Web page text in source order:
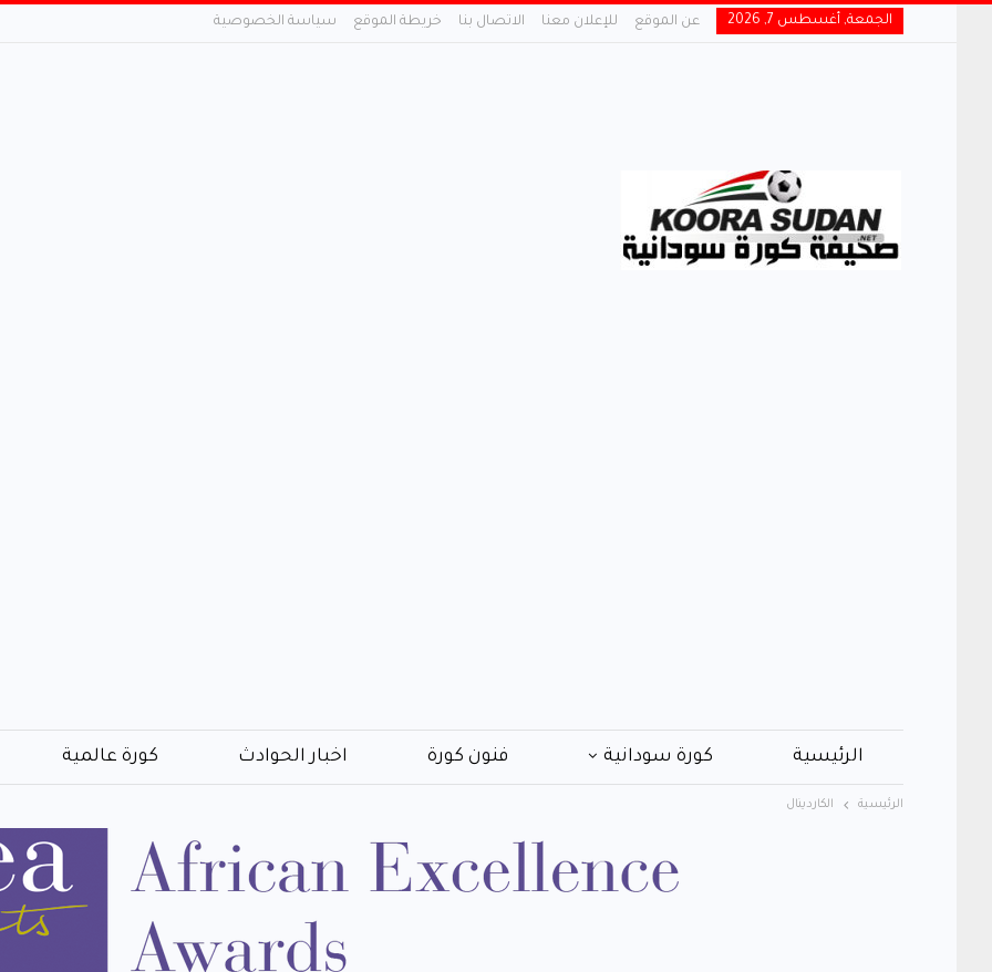
الجمعة, أغسطس 7, 2026 عن الموقع للإعلان معنا الاتصال بنا خريطة الموقع سياسة الخصوصية
الرئيسية كورة سودانية فنون كورة اخبار الحوادث كورة عالمية
الرئيسية الكاردينال